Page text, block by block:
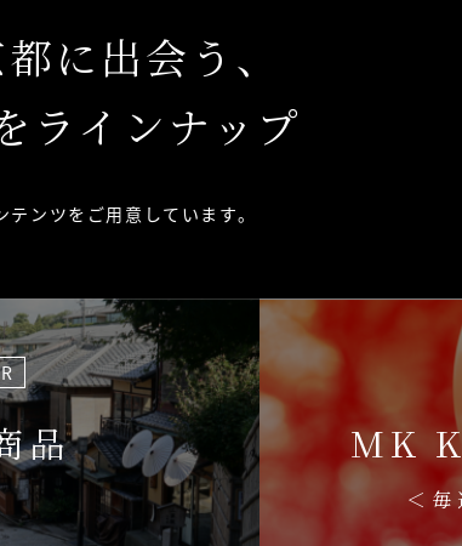
に出会う、
ラインナップ
テンツを ご用意しています。
品 MK
＜